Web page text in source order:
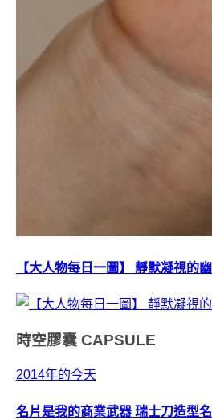
【大人物每日一圖】 靜默凝視的
時空膠囊 CAPSULE
2014年的今天
名片是我的商業武器 瑞士刀造型